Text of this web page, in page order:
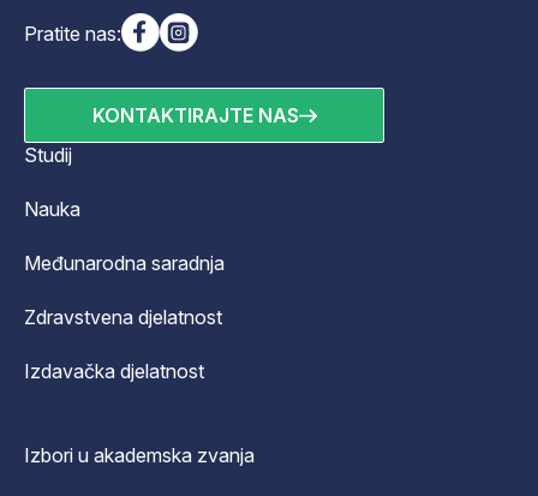
Pratite nas:
KONTAKTIRAJTE NAS
Studij
Nauka
Međunarodna saradnja
Zdravstvena djelatnost
Izdavačka djelatnost
Izbori u akademska zvanja